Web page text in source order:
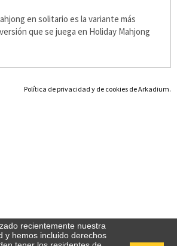
en solitario es la variante más
que se juega en Holiday Mahjong
Política de privacidad y de cookies de Arkadium.
recientemente nuestra
y hemos incluido derechos